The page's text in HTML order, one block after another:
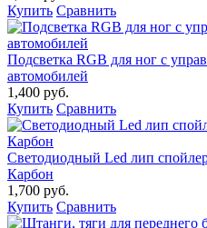
Купить Сравнить
Подсветка RGB для ног с
автомобилей
1,400 руб.
Купить Сравнить
Светодиодный Led лип
Карбон
1,700 руб.
Купить Сравнить